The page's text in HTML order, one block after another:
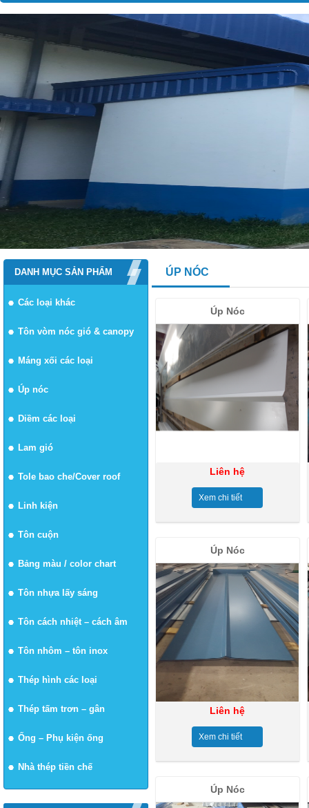
DANH MỤC SẢN PHẨM
Các loại khác
Tôn vòm nóc gió & canopy
Máng xối các loại
Úp nóc
Diềm các loại
Lam gió
Tole bao che/Cover roof
Linh kiện
Tôn cuộn
Bảng màu / color chart
Tôn nhựa lấy sáng
Tôn cách nhiệt – cách âm
Tôn nhôm – tôn inox
Thép hình các loại
Thép tấm trơn – gân
Ống – Phụ kiện ống
Nhà thép tiền chế
ÚP NÓC
Úp Nóc
Liên hệ
Xem chi tiết
Úp Nóc
Liên hệ
Xem chi tiết
Úp Nóc